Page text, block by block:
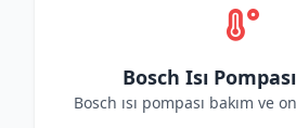
Bosch Isı
Bosch ısı pompası bakım ve